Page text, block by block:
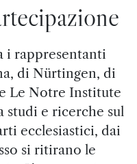
i rappresentanti
di Nürtingen, di
Le Notre Institute
e ricerche sul
ecclesiastici, dai
si ritirano le